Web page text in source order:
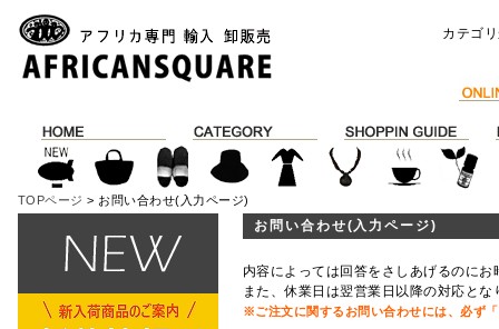
カテゴ
TOPページ > お問い合わせ(入力ページ)
お問い合わせ(入力ページ)
内容によっては回答をさしあげるのに
また、休業日は翌営業日以降の対応と
※ご注文に関するお問い合わせには、必ず